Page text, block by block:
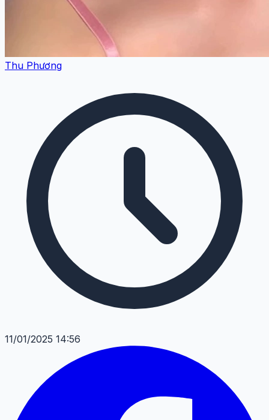
Thu Phương
11/01/2025 14:56